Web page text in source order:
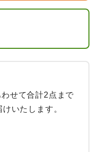
せて合計2点まで
いたします。